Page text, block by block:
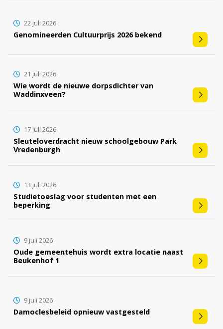
Genomineerden Cultuurprijs 2026 bekend
22 juli 2026
Wie wordt de nieuwe dorpsdichter van
Waddinxveen?
21 juli 2026
Sleuteloverdracht nieuw schoolgebouw Park
Vredenburgh
17 juli 2026
Studietoeslag voor studenten met een
beperking
13 juli 2026
Oude gemeentehuis wordt extra locatie naast
Beukenhof 1
9 juli 2026
Damoclesbeleid opnieuw vastgesteld
9 juli 2026